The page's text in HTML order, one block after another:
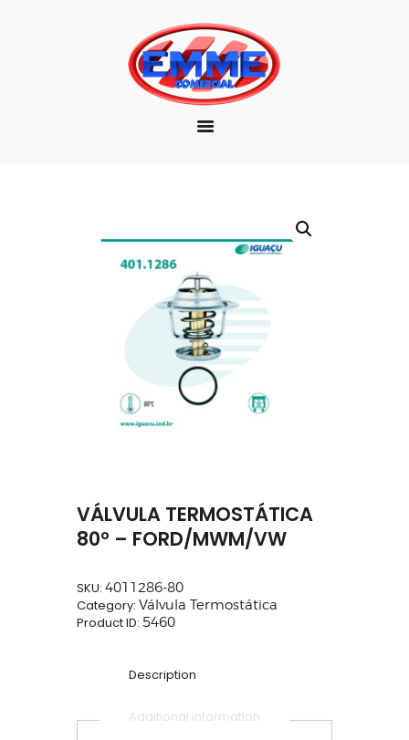
EMPRESA
MARCAS
PRODUTOS
VÁLVULA TERMOSTÁTICA
80° – FORD/MWM/VW
SKU: 4011286-80
Category: Válvula Termostática
Product ID: 5460
Description
Additional information